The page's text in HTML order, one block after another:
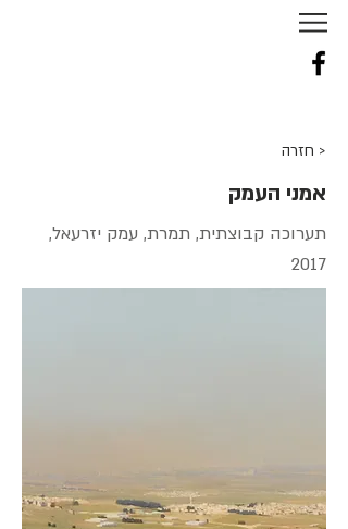
< חזרה
אמני העמק
תערוכה קבוצתית, תמרת, עמק יזרעאל,
2017